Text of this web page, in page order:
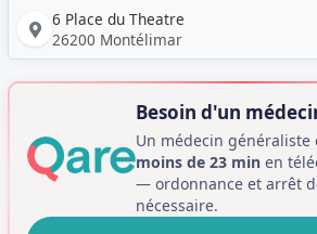
6 Place du Theatre
26200 Montélimar
Besoin d'un
Un médecin
moins de 23 min en
— ordonnance et arrêt
nécessaire.